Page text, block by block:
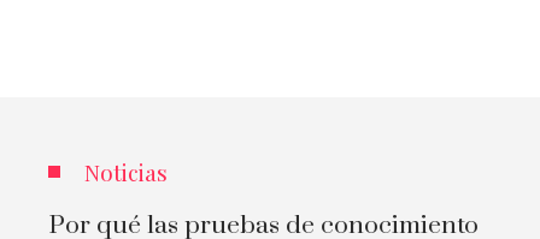
Noticias
Por qué las pruebas de conocimiento